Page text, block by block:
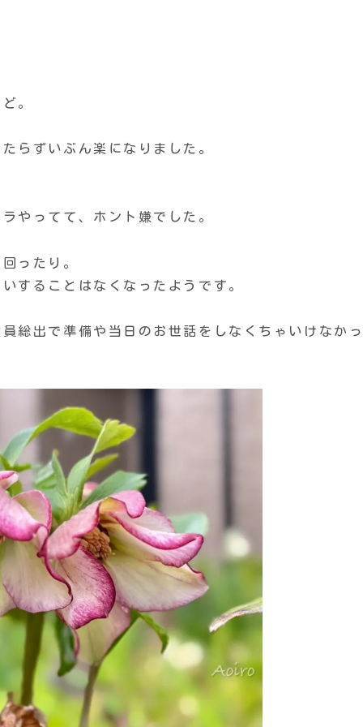
。
らずいぶん楽になりました。
やってて、ホント嫌でした。
ったり。
することはなくなったようです。
総出で準備や当日のお世話をしなくちゃいけなか